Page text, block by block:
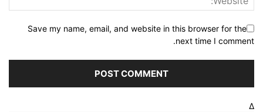
Save my name, email, and website in this browser for the
next time I comment.
Δ